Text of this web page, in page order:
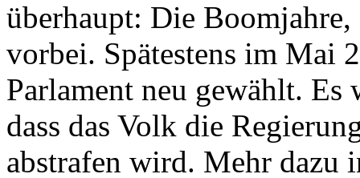
überhaupt: Die
vorbei. Spätestens im Mai
Parlament neu gewählt.
dass das Volk die
abstrafen wird. Mehr dazu